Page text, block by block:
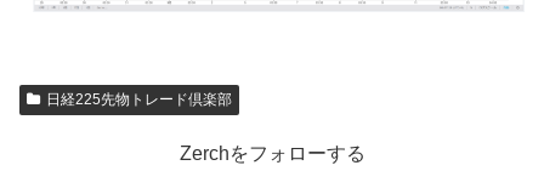
日経225先物トレード倶楽部
Zerchをフォローする